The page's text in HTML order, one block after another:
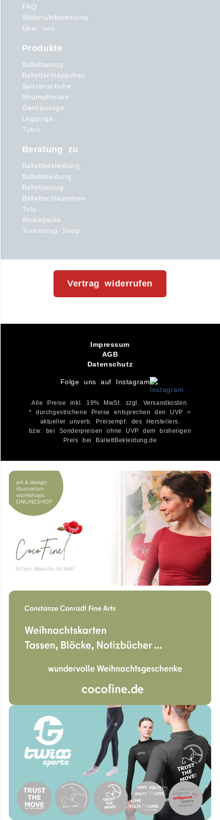
FAQ
Widerrufsbelehrung
Über uns
Produkte
Ballettanzug
Ballettschläppchen
Spitzenschuhe
Strumpfhosen
Ganzanzüge
Leggings
Tutus
Beratung zu
Ballettbekleidung
Ballettkleidung
Ballettanzug
Ballettschläppchen
Tutu
Wickeljacke
Turnanzug Shop
Vertrag widerrufen
Impressum
AGB
Datenschutz
Folge uns auf Instagram
Alle Preise inkl. 19% MwSt. zzgl. Versandkosten.
* durchgestrichene Preise entsprechen den UVP =
aktueller unverb. Preisempf. des Herstellers.
bzw. bei Sonderpreisen ohne UVP dem bisherigen
Preis bei BallettBekleidung.de